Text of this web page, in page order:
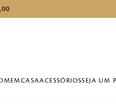
CASAACESSÓRIOSSEJA UM